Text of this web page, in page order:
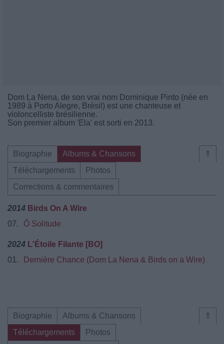
Dom La Nena, de son vrai nom Dominique Pinto (née en
1989 à Porto Alegre, Brésil) est une chanteuse et
violoncelliste brésilienne.
Son premier album 'Ela' est sorti en 2013.
⇑
Biographie
Albums & Chansons
Téléchargements
Photos
Corrections & commentaires
2014 Birds On A Wire
07.
Ô Solitude
2024 L'Étoile Filante [BO]
01.
Dernière Chance (Dom La Nena & Birds on a Wire)
⇑
Biographie
Albums & Chansons
Téléchargements
Photos